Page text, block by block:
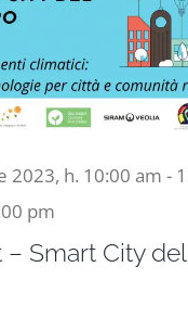
– Smart City
2023, h. 10:00 am -
pm